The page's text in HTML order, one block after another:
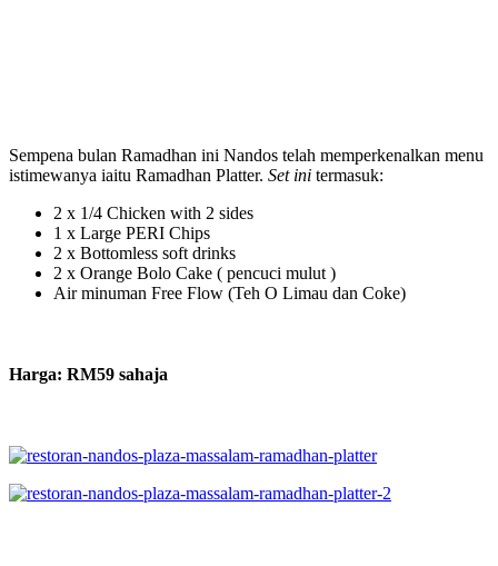
Sempena bulan Ramadhan ini Nandos telah memperkenalkan menu
istimewanya iaitu Ramadhan Platter. Set ini termasuk:
2 x 1/4 Chicken with 2 sides
1 x Large PERI Chips
2 x Bottomless soft drinks
2 x Orange Bolo Cake ( pencuci mulut )
Air minuman Free Flow (Teh O Limau dan Coke)
Harga: RM59 sahaja